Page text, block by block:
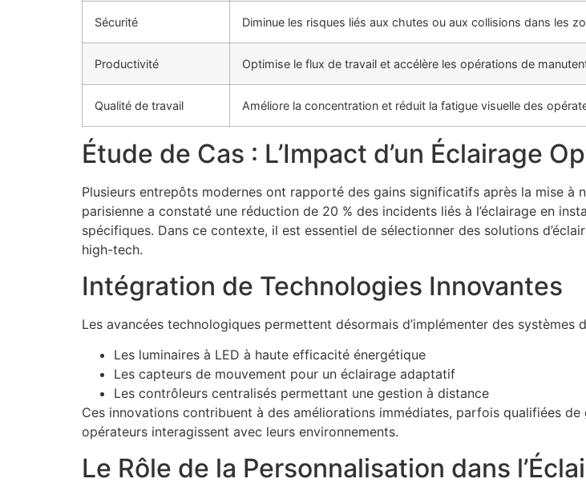
Sécurité Diminue les risques liés aux chutes ou aux collisions dans les
Productivité Optimise le flux de travail et accélère les opérations de
Qualité de travail Améliore la concentration et réduit la fatigue visuelle des
Étude de Cas : L’Impact d’un Éclairage
Plusieurs entrepôts modernes ont rapporté des gains significatifs après la mise à
parisienne a constaté une réduction de 20 % des incidents liés à l’éclairage en
spécifiques. Dans ce contexte, il est essentiel de sélectionner des solutions
high-tech.
Intégration de Technologies Innovantes
Les avancées technologiques permettent désormais d’implémenter des systèmes
Les luminaires à LED à haute efficacité énergétique
Les capteurs de mouvement pour un éclairage adaptatif
Les contrôleurs centralisés permettant une gestion à distance
Ces innovations contribuent à des améliorations immédiates, parfois qualifiées de
opérateurs interagissent avec leurs environnements.
Le Rôle de la Personnalisation dans